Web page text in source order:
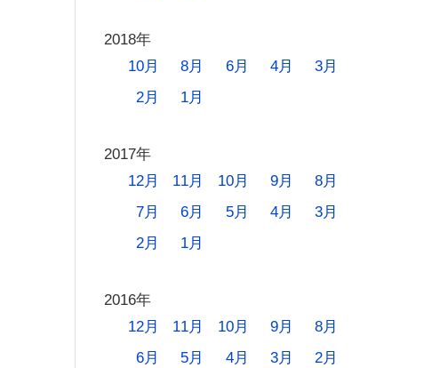
2018年
10月
8月 6月 4月
3月
2月
1月
2017年
12月
11月 10月 9月
8月
7月
6月 5月 4月
3月
2月
1月
2016年
12月
11月 10月 9月
8月
6月
5月 4月 3月
2月